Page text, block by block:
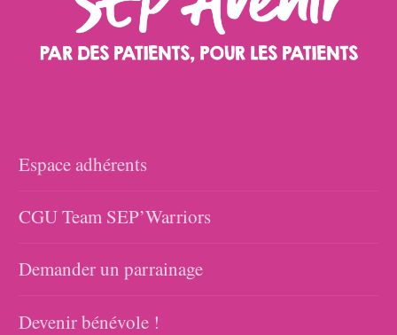
Espace adhérents
CGU Team SEP’Warriors
Demander un parrainage
Devenir bénévole !